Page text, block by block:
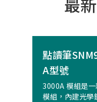
點讀筆
A型號
3000A 模組是
模組，內建光學